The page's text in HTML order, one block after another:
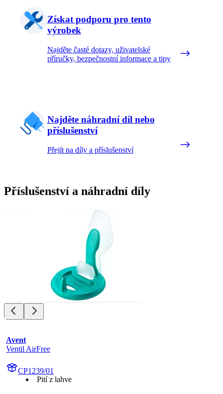
Získat podporu pro tento
výrobek
Najděte časté dotazy, uživatelské
příručky, bezpečnostní informace a tipy
Najděte náhradní díl nebo
příslušenství
Přejít na díly a příslušenství
Příslušenství a náhradní díly
Avent
Ventil AirFree
CP1239/01
Pití z lahve